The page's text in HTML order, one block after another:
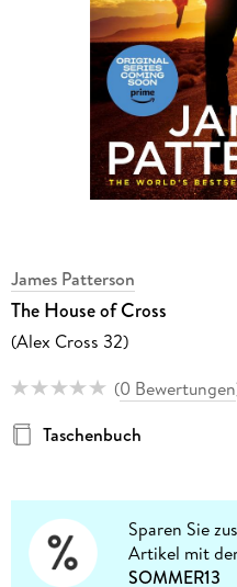
James Patterson
The House of Cross
(Alex Cross 32)
(0 Bewertungen
Taschenbuch
Sparen Sie
Artikel mit
SOMMER13